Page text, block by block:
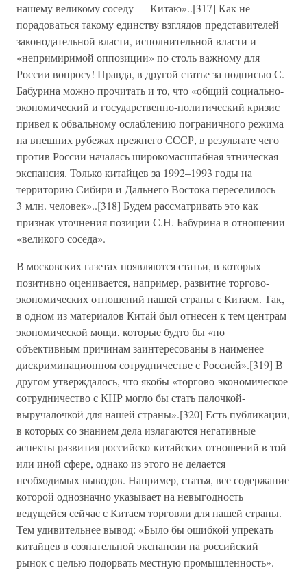
нашему великому соседу — Китаю»..[317] Как не
порадоваться такому единству взглядов представителей
законодательной власти, исполнительной власти и
«непримиримой оппозиции» по столь важному для
России вопросу! Правда, в другой статье за подписью С.
Бабурина можно прочитать и то, что «общий социально-
экономический и государственно-политический кризис
привел к обвальному ослаблению пограничного режима
на внешних рубежах прежнего СССР, в результате чего
против России началась широкомасштабная этническая
экспансия. Только китайцев за 1992–1993 годы на
территорию Сибири и Дальнего Востока переселилось
3 млн. человек»..[318] Будем рассматривать это как
признак уточнения позиции С.Н. Бабурина в отношении
«великого соседа».
В московских газетах появляются статьи, в которых
позитивно оценивается, например, развитие торгово-
экономических отношений нашей страны с Китаем. Так,
в одном из материалов Китай был отнесен к тем центрам
экономической мощи, которые будто бы «по
объективным причинам заинтересованы в наименее
дискриминационном сотрудничестве с Россией».[319] В
другом утверждалось, что якобы «торгово-экономическое
сотрудничество с КНР могло бы стать палочкой-
выручалочкой для нашей страны».[320] Есть публикации,
в которых со знанием дела излагаются негативные
аспекты развития российско-китайских отношений в той
или иной сфере, однако из этого не делается
необходимых выводов. Например, статья, все содержание
которой однозначно указывает на невыгодность
ведущейся сейчас с Китаем торговли для нашей страны.
Тем удивительнее вывод: «Было бы ошибкой упрекать
китайцев в сознательной экспансии на российский
рынок с целью подорвать местную промышленность».